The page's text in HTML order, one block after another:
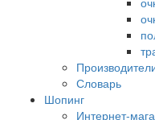
Словарь
Шопинг
Интернет-